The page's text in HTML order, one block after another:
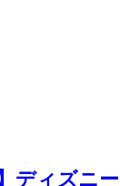
ディズニ